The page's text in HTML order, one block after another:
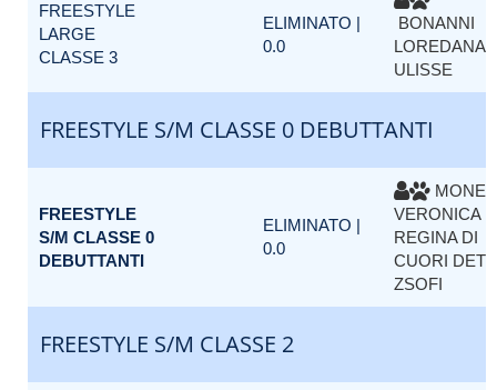
FREESTYLE
LARGE
CLASSE 3
ELIMINATO |
0.0
BONANNI
LOREDANA |
ULISSE
FREESTYLE S/M CLASSE 0 DEBUTTANTI
FREESTYLE
S/M CLASSE 0
DEBUTTANTI
ELIMINATO |
0.0
MONEA
VERONICA |
REGINA DI
CUORI
ZSOFI
FREESTYLE S/M CLASSE 2